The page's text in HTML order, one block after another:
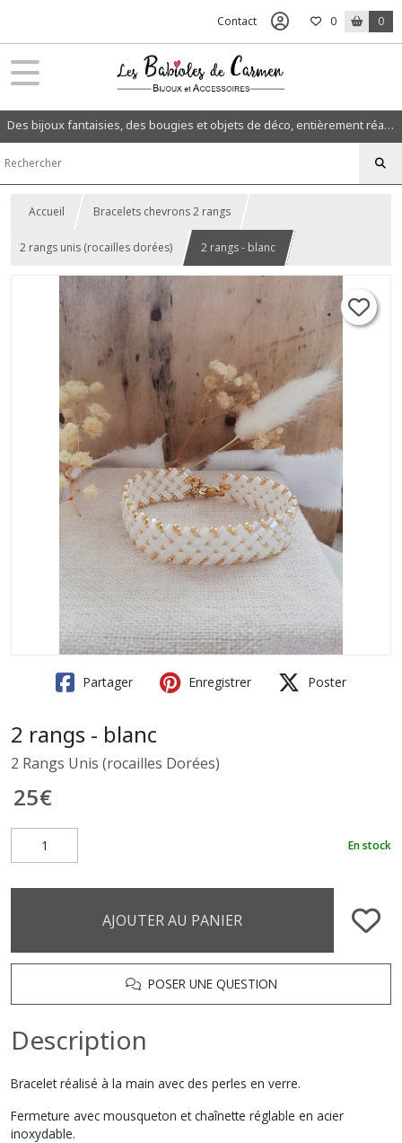
Contact 0 0
Des bijoux fantaisies, des bougies et objets de déco, entièrement réalisés à la main dans mon atelier en Normandie.
Accueil Bracelets chevrons 2 rangs
2 rangs unis (rocailles dorées) 2 rangs - blanc
Partager Enregistrer Poster
2 rangs - blanc
2 Rangs Unis (rocailles Dorées)
25€
En stock
AJOUTER AU PANIER
POSER UNE QUESTION
Description
Bracelet réalisé à la main avec des perles en verre.
Fermeture avec mousqueton et chaînette réglable en acier
inoxydable.